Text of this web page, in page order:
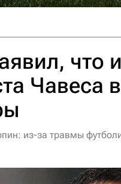
что
Чавеса
из-за травмы